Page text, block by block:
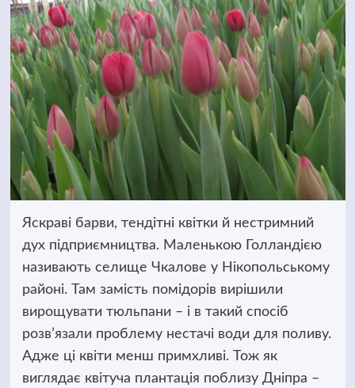
Яскраві барви, тендітні квітки й нестримний
дух підприємництва. Маленькою Голландією
називають селище Чкалове у Нікопольському
районі. Там замість помідорів вирішили
вирощувати тюльпани – і в такий спосіб
розв’язали проблему нестачі води для поливу.
Адже ці квіти менш примхливі. Тож як
виглядає квітуча плантація поблизу Дніпра –